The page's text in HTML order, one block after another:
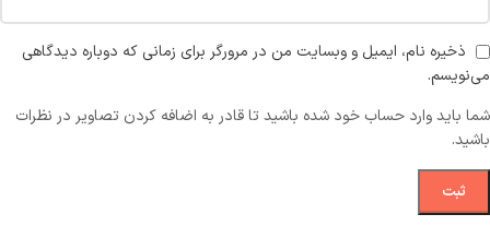
ذخیره نام، ایمیل و وبسایت من در مرورگر برای زمانی که دوباره دیدگاهی
می‌نویسم.
شما باید وارد حساب خود شده باشید تا قادر به اضافه کردن تصاویر در نظرات
باشید.